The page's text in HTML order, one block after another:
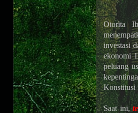
Otorita
investasi
ekonomi
peluang
Saat ini,